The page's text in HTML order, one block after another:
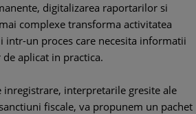
digitalizarea raportarilor si
complexe transforma activitatea
un proces care necesita informatii
aplicat in practica.
inregistrare, interpretarile gresite ale
fiscale, va propunem un pachet